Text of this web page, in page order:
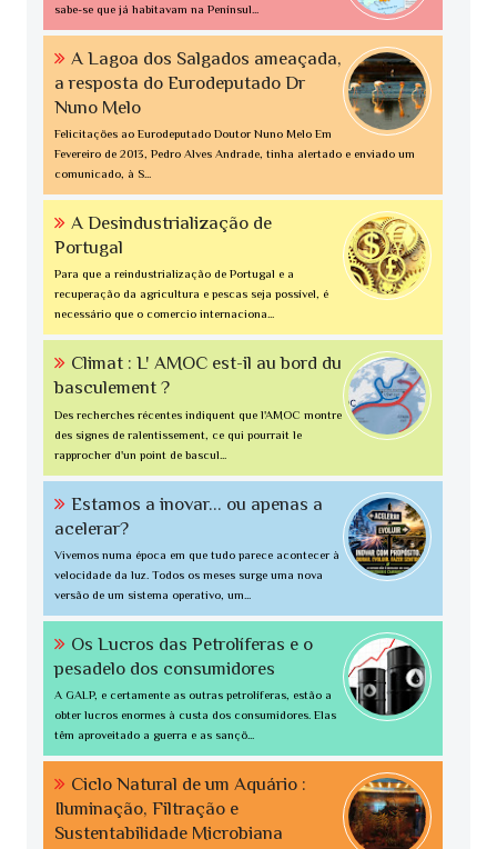
sabe-se que já habitavam na Penínsul...
A Lagoa dos Salgados ameaçada,
a resposta do Eurodeputado Dr
Nuno Melo
Felicitações ao Eurodeputado Doutor Nuno Melo Em
Fevereiro de 2013, Pedro Alves Andrade, tinha alertado e enviado um
comunicado, à S...
A Desindustrialização de
Portugal
Para que a reindustrialização de Portugal e a
recuperação da agricultura e pescas seja possível, é
necessário que o comercio internaciona...
Climat : L' AMOC est-il au bord du
basculement ?
Des recherches récentes indiquent que l'AMOC montre
des signes de ralentissement, ce qui pourrait le
rapprocher d'un point de bascul...
Estamos a inovar... ou apenas a
acelerar?
Vivemos numa época em que tudo parece acontecer à
velocidade da luz. Todos os meses surge uma nova
versão de um sistema operativo, um...
Os Lucros das Petrolíferas e o
pesadelo dos consumidores
A GALP, e certamente as outras petrolíferas, estão a
obter lucros enormes à custa dos consumidores. Elas
têm aproveitado a guerra e as sançõ...
Ciclo Natural de um Aquário :
Iluminação, Filtração e
Sustentabilidade Microbiana